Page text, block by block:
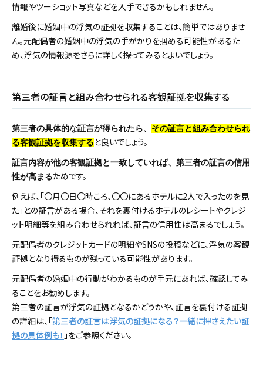
情報やツーショット写真などを入手できるかもしれません。
離婚後に婚姻中の浮気の証拠を収集することは、簡単ではありませ
ん。元配偶者の婚姻中の浮気の手がかりを掴める可能性があるた
め、浮気の情報源をさらに詳しく探ってみるとよいでしょう。
第三者の証言と組み合わせられる客観証拠を収集する
第三者の具体的な証言が得られたら、 その証言と組み合わせられ
る客観証拠を収集する と良いでしょう。
証言内容が他の客観証拠と一致していれば、第三者の証言の信用
性が高まるためです。
例えば、「〇月〇日〇時ころ、〇〇にあるホテルに2人で入ったのを見
た」との証言がある場合、それを裏付けるホテルのレシートやクレジ
ット明細等を組み合わせられれば、証言の信用性は高まるでしょう。
元配偶者のクレジットカードの明細やSNSの投稿などに、浮気の客観
証拠となり得るものが残っている可能性があります。
元配偶者の婚姻中の行動がわかるものが手元にあれば、確認してみ
ることをお勧めします。
第三者の証言が浮気の証拠となるかどうかや、証言を裏付ける証拠
の詳細は、「第三者の証言は浮気の証拠になる？一緒に押さえたい証
拠の具体例も！ 」をご参照ください。